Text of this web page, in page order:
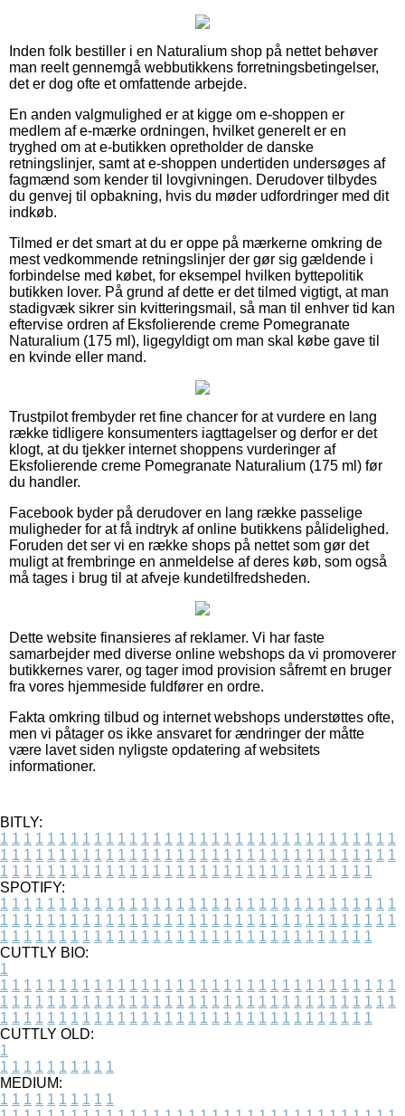
Inden folk bestiller i en Naturalium shop på nettet behøver
man reelt gennemgå webbutikkens forretningsbetingelser,
det er dog ofte et omfattende arbejde.
En anden valgmulighed er at kigge om e-shoppen er
medlem af e-mærke ordningen, hvilket generelt er en
tryghed om at e-butikken opretholder de danske
retningslinjer, samt at e-shoppen undertiden undersøges af
fagmænd som kender til lovgivningen. Derudover tilbydes
du genvej til opbakning, hvis du møder udfordringer med dit
indkøb.
Tilmed er det smart at du er oppe på mærkerne omkring de
mest vedkommende retningslinjer der gør sig gældende i
forbindelse med købet, for eksempel hvilken byttepolitik
butikken lover. På grund af dette er det tilmed vigtigt, at man
stadigvæk sikrer sin kvitteringsmail, så man til enhver tid kan
eftervise ordren af Eksfolierende creme Pomegranate
Naturalium (175 ml), ligegyldigt om man skal købe gave til
en kvinde eller mand.
Trustpilot frembyder ret fine chancer for at vurdere en lang
række tidligere konsumenters iagttagelser og derfor er det
klogt, at du tjekker internet shoppens vurderinger af
Eksfolierende creme Pomegranate Naturalium (175 ml) før
du handler.
Facebook byder på derudover en lang række passelige
muligheder for at få indtryk af online butikkens pålidelighed.
Foruden det ser vi en række shops på nettet som gør det
muligt at frembringe en anmeldelse af deres køb, som også
må tages i brug til at afveje kundetilfredsheden.
Dette website finansieres af reklamer. Vi har faste
samarbejder med diverse online webshops da vi promoverer
butikkernes varer, og tager imod provision såfremt en bruger
fra vores hjemmeside fuldfører en ordre.
Fakta omkring tilbud og internet webshops understøttes ofte,
men vi påtager os ikke ansvaret for ændringer der måtte
være lavet siden nyligste opdatering af websitets
informationer.
BITLY:
1 1 1 1 1 1 1 1 1 1 1 1 1 1 1 1 1 1 1 1 1 1 1 1 1 1 1 1 1 1 1 1 1 1
1 1 1 1 1 1 1 1 1 1 1 1 1 1 1 1 1 1 1 1 1 1 1 1 1 1 1 1 1 1 1 1 1 1
1 1 1 1 1 1 1 1 1 1 1 1 1 1 1 1 1 1 1 1 1 1 1 1 1 1 1 1 1 1 1 1
SPOTIFY:
1 1 1 1 1 1 1 1 1 1 1 1 1 1 1 1 1 1 1 1 1 1 1 1 1 1 1 1 1 1 1 1 1 1
1 1 1 1 1 1 1 1 1 1 1 1 1 1 1 1 1 1 1 1 1 1 1 1 1 1 1 1 1 1 1 1 1 1
1 1 1 1 1 1 1 1 1 1 1 1 1 1 1 1 1 1 1 1 1 1 1 1 1 1 1 1 1 1 1 1
CUTTLY BIO:
1
1 1 1 1 1 1 1 1 1 1 1 1 1 1 1 1 1 1 1 1 1 1 1 1 1 1 1 1 1 1 1 1 1 1
1 1 1 1 1 1 1 1 1 1 1 1 1 1 1 1 1 1 1 1 1 1 1 1 1 1 1 1 1 1 1 1 1 1
1 1 1 1 1 1 1 1 1 1 1 1 1 1 1 1 1 1 1 1 1 1 1 1 1 1 1 1 1 1 1 1
CUTTLY OLD:
1
1 1 1 1 1 1 1 1 1 1
MEDIUM:
1 1 1 1 1 1 1 1 1 1